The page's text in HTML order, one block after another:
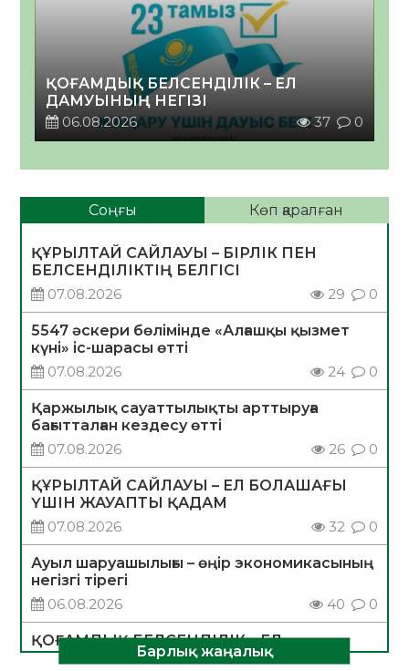
ҚОҒАМДЫҚ БЕЛСЕНДІЛІК – ЕЛ
ДАМУЫНЫҢ НЕГІЗІ
06.08.2026
37 0
Соңғы Көп қаралған
ҚҰРЫЛТАЙ САЙЛАУЫ – БІРЛІК ПЕН
БЕЛСЕНДІЛІКТІҢ БЕЛГІСІ
07.08.2026
29 0
5547 әскери бөлімінде «Алғашқы қызмет
күні» іс-шарасы өтті
07.08.2026
24 0
Қаржылық сауаттылықты арттыруға
бағытталған кездесу өтті
07.08.2026
26 0
ҚҰРЫЛТАЙ САЙЛАУЫ – ЕЛ БОЛАШАҒЫ
ҮШІН ЖАУАПТЫ ҚАДАМ
07.08.2026
32 0
Ауыл шаруашылығы – өңір экономикасының
негізгі тірегі
06.08.2026
40 0
ҚОҒАМДЫҚ БЕЛСЕНДІЛІК – ЕЛ
ДАМУЫНЫҢ НЕГІЗІБарлық жаңалық